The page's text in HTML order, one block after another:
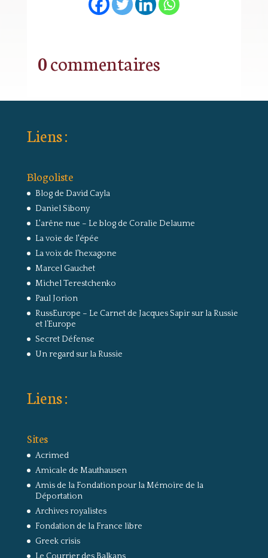
0 commentaires
Liens :
Blogoliste
Blog de David Cayla
Daniel Sibony
L'arêne nue – Le blog de Coralie Delaume
La voie de l'épée
La voix de l'hexagone
Marcel Gauchet
Michel Terestchenko
Paul Jorion
RussEurope – Le Carnet de Jacques Sapir sur la Russie
et l’Europe
Secret Défense
Un regard sur la Russie
Liens :
Sites
Acrimed
Amicale de Mauthausen
Amis de la Fondation pour la Mémoire de la
Déportation
Archives royalistes
Fondation de la France libre
Greek crisis